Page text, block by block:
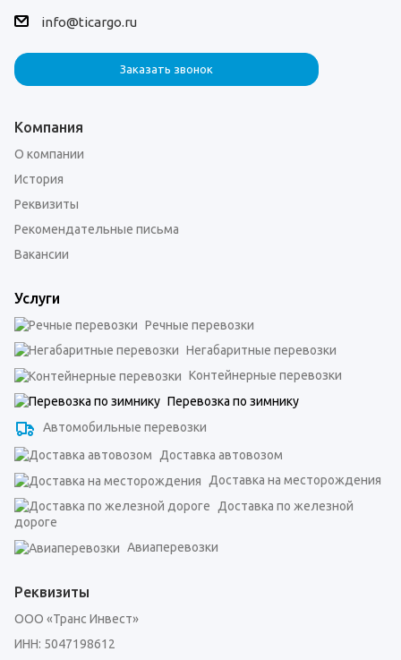
info@ticargo.ru
Заказать звонок
Компания
О компании
История
Реквизиты
Рекомендательные письма
Вакансии
Услуги
Речные перевозки
Негабаритные перевозки
Контейнерные перевозки
Перевозка по зимнику
Автомобильные перевозки
Доставка автовозом
Доставка на месторождения
Доставка по железной
дороге
Авиаперевозки
Реквизиты
ООО «Транс Инвест»
ИНН: 5047198612